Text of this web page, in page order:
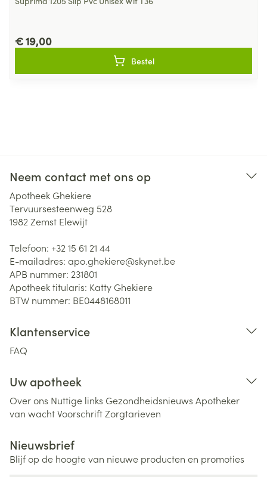
€ 19,00
Bestel
Neem contact met ons op
Apotheek Ghekiere
Tervuursesteenweg 528
1982 Zemst Elewijt
Telefoon: +32 15 61 21 44
E-mailadres: apo.ghekiere@skynet.be
APB nummer: 231801
Apotheek titularis: Katty Ghekiere
BTW nummer: BE0448168011
Klantenservice
FAQ
Uw apotheek
Over ons Nuttige links Gezondheidsnieuws Apotheker
van wachtVoorschriftZorgtarieven
Nieuwsbrief
Blijf op de hoogte van nieuwe producten en promoties